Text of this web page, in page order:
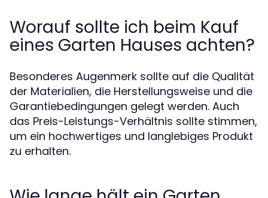
Worauf sollte ich beim Kauf
eines Garten Hauses achten?
Besonderes Augenmerk sollte auf die Qualität
der Materialien, die Herstellungsweise und die
Garantiebedingungen gelegt werden. Auch
das Preis-Leistungs-Verhältnis sollte stimmen,
um ein hochwertiges und langlebiges Produkt
zu erhalten.